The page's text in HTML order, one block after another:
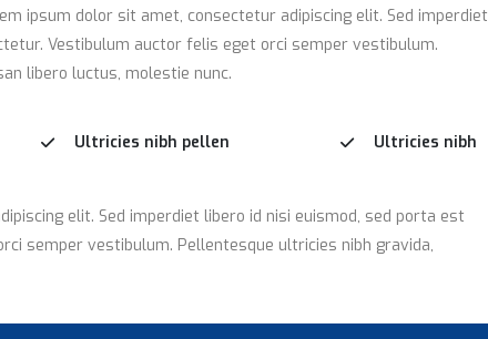
ipsum dolor sit amet, consectetur adipiscing elit. Sed imperdiet
Vestibulum auctor felis eget orci semper vestibulum.
libero luctus, molestie nunc.
Ultricies nibh pellen Ultricies nibh
elit. Sed imperdiet libero id nisi euismod, sed porta est
semper vestibulum. Pellentesque ultricies nibh gravida,